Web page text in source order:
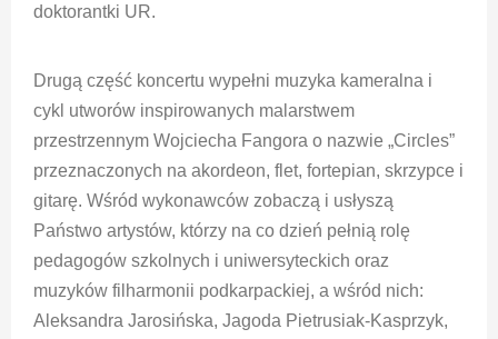
doktorantki UR.
Drugą część koncertu wypełni muzyka kameralna i
cykl utworów inspirowanych malarstwem
przestrzennym Wojciecha Fangora o nazwie „Circles”
przeznaczonych na akordeon, flet, fortepian, skrzypce i
gitarę. Wśród wykonawców zobaczą i usłyszą
Państwo artystów, którzy na co dzień pełnią rolę
pedagogów szkolnych i uniwersyteckich oraz
muzyków filharmonii podkarpackiej, a wśród nich:
Aleksandra Jarosińska, Jagoda Pietrusiak-Kasprzyk,